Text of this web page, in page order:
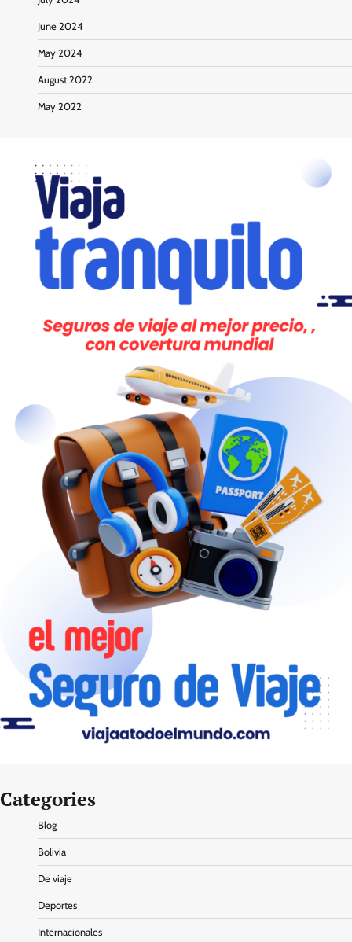
June 2024
May 2024
August 2022
May 2022
Categories
Blog
Bolivia
De viaje
Deportes
Internacionales